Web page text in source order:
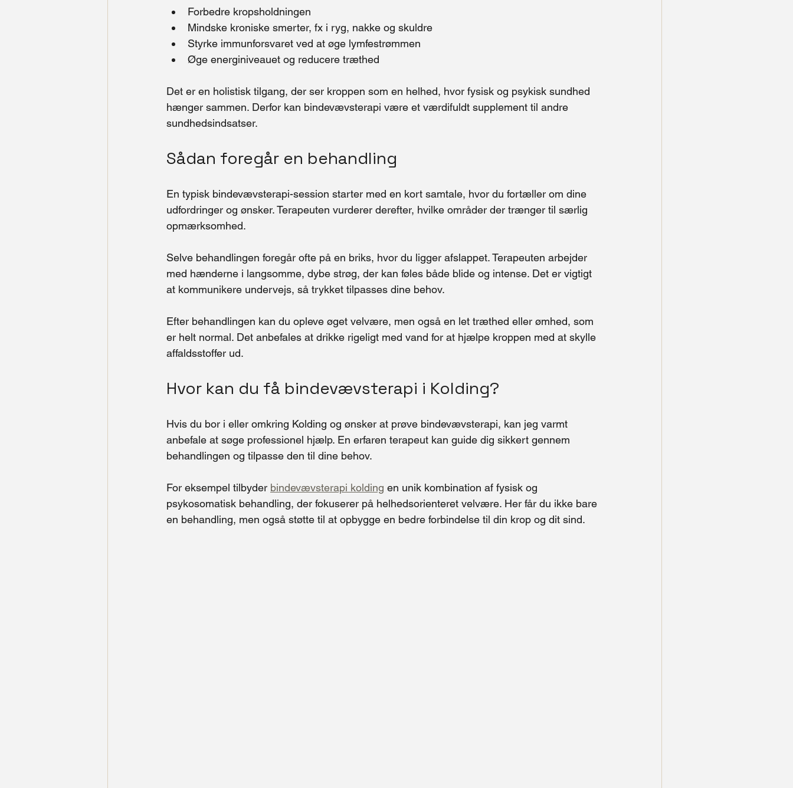
Forbedre kropsholdningen
Mindske kroniske smerter, fx i ryg, nakke og skuldre
Styrke immunforsvaret ved at øge lymfestrømmen
Øge energiniveauet og reducere træthed
Det er en holistisk tilgang, der ser kroppen som en helhed, hvor fysisk og psykisk sundhed
hænger sammen. Derfor kan bindevævsterapi være et værdifuldt supplement til andre
sundhedsindsatser.
Sådan foregår en behandling
En typisk bindevævsterapi-session starter med en kort samtale, hvor du fortæller om dine
udfordringer og ønsker. Terapeuten vurderer derefter, hvilke områder der trænger til særlig
opmærksomhed.
Selve behandlingen foregår ofte på en briks, hvor du ligger afslappet. Terapeuten arbejder
med hænderne i langsomme, dybe strøg, der kan føles både blide og intense. Det er vigtigt
at kommunikere undervejs, så trykket tilpasses dine behov.
Efter behandlingen kan du opleve øget velvære, men også en let træthed eller ømhed, som
er helt normal. Det anbefales at drikke rigeligt med vand for at hjælpe kroppen med at skylle
affaldsstoffer ud.
Hvor kan du få bindevævsterapi i Kolding?
Hvis du bor i eller omkring Kolding og ønsker at prøve bindevævsterapi, kan jeg varmt
anbefale at søge professionel hjælp. En erfaren terapeut kan guide dig sikkert gennem
behandlingen og tilpasse den til dine behov.
For eksempel tilbyder bindevævsterapi kolding en unik kombination af fysisk og
psykosomatisk behandling, der fokuserer på helhedsorienteret velvære. Her får du ikke bare
en behandling, men også støtte til at opbygge en bedre forbindelse til din krop og dit sind.